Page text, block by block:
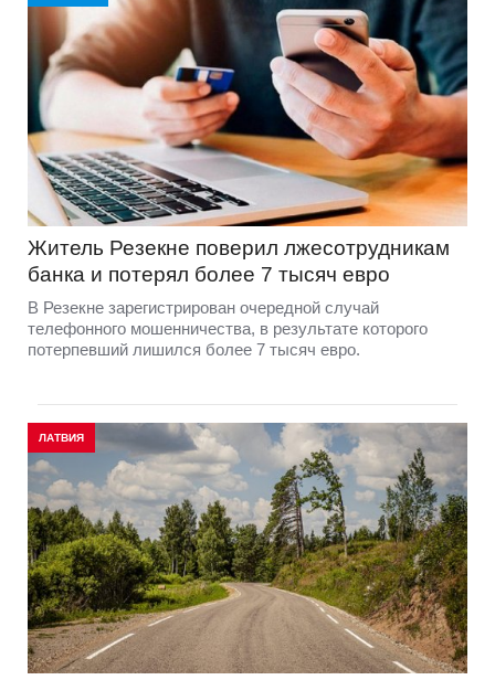
Житель Резекне поверил лжесотрудникам
банка и потерял более 7 тысяч евро
В Резекне зарегистрирован очередной случай
телефонного мошенничества, в результате которого
потерпевший лишился более 7 тысяч евро.
ЛАТВИЯ